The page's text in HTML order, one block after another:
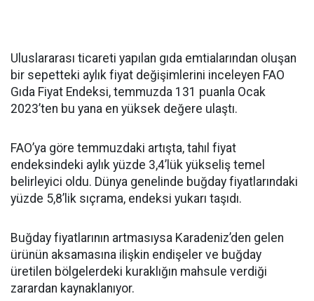
Uluslararası ticareti yapılan gıda emtialarından oluşan
bir sepetteki aylık fiyat değişimlerini inceleyen FAO
Gıda Fiyat Endeksi, temmuzda 131 puanla Ocak
2023’ten bu yana en yüksek değere ulaştı.
FAO’ya göre temmuzdaki artışta, tahıl fiyat
endeksindeki aylık yüzde 3,4’lük yükseliş temel
belirleyici oldu. Dünya genelinde buğday fiyatlarındaki
yüzde 5,8’lik sıçrama, endeksi yukarı taşıdı.
Buğday fiyatlarının artmasıysa Karadeniz’den gelen
ürünün aksamasına ilişkin endişeler ve buğday
üretilen bölgelerdeki kuraklığın mahsule verdiği
zarardan kaynaklanıyor.